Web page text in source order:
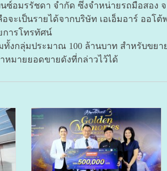
ซ์อมรรัชดา จำกัด ซึ่งจำหน่ายรถมือสอง
จะเป็นรายได้จากบริษัท เอเอ็มอาร์ ออ
การโทรทัศน์
ทั้งกลุ่มประมาณ 100 ล้านบาท สำหรับขย
หมายยอดขายดังที่กล่าวไว้ได้